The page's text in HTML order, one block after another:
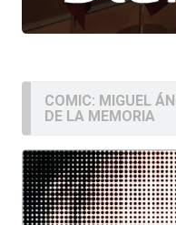
COMIC: MIGUEL
DE LA MEMORIA